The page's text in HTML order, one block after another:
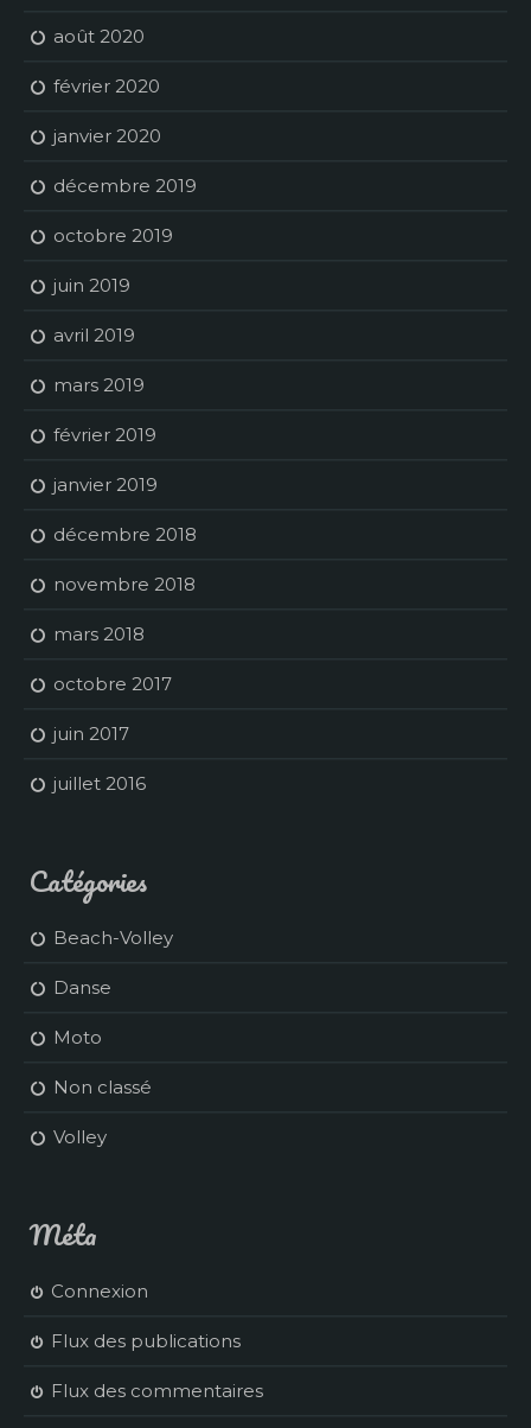
août 2020
février 2020
janvier 2020
décembre 2019
octobre 2019
juin 2019
avril 2019
mars 2019
février 2019
janvier 2019
décembre 2018
novembre 2018
mars 2018
octobre 2017
juin 2017
juillet 2016
Catégories
Beach-Volley
Danse
Moto
Non classé
Volley
Méta
Connexion
Flux des publications
Flux des commentaires